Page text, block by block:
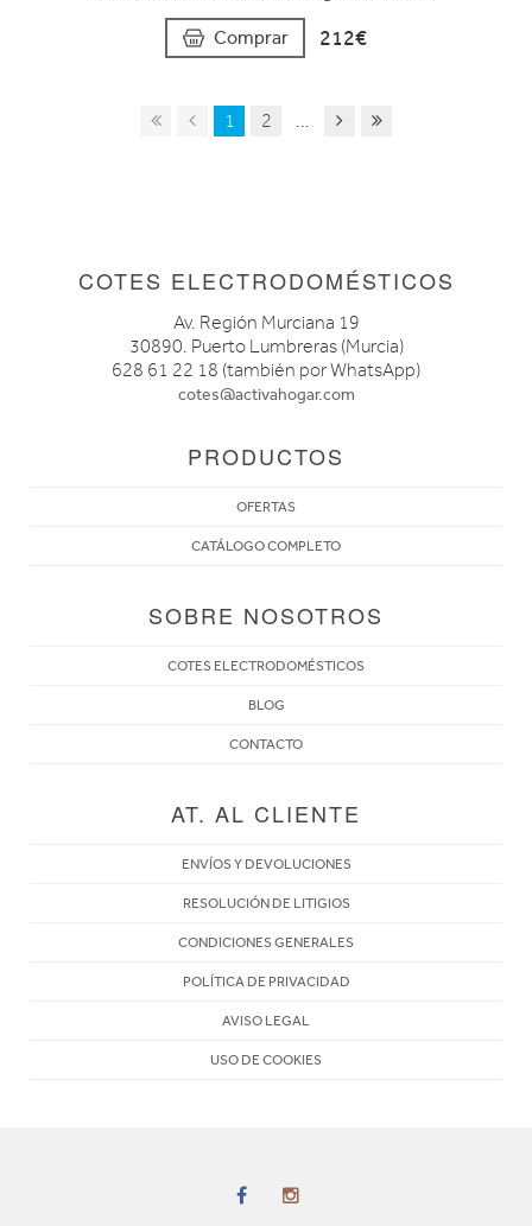
Comprar 212€
1 2 ...
COTES ELECTRODOMÉSTICOS
Av. Región Murciana 19
30890. Puerto Lumbreras (Murcia)
628 61 22 18 (también por WhatsApp)
cotes@activahogar.com
PRODUCTOS
OFERTAS
CATÁLOGO COMPLETO
SOBRE NOSOTROS
COTES ELECTRODOMÉSTICOS
BLOG
CONTACTO
AT. AL CLIENTE
ENVÍOS Y DEVOLUCIONES
RESOLUCIÓN DE LITIGIOS
CONDICIONES GENERALES
POLÍTICA DE PRIVACIDAD
AVISO LEGAL
USO DE COOKIES